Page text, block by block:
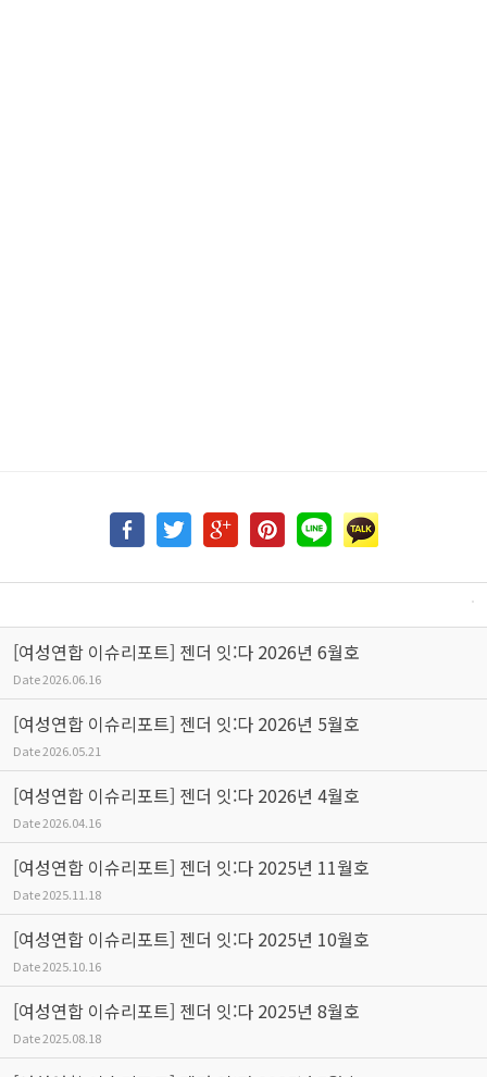
[여성연합 이슈리포트] 젠더 잇:다 2026년 6월호
Date2026.06.16
[여성연합 이슈리포트] 젠더 잇:다 2026년 5월호
Date2026.05.21
[여성연합 이슈리포트] 젠더 잇:다 2026년 4월호
Date2026.04.16
[여성연합 이슈리포트] 젠더 잇:다 2025년 11월호
Date2025.11.18
[여성연합 이슈리포트] 젠더 잇:다 2025년 10월호
Date2025.10.16
[여성연합 이슈리포트] 젠더 잇:다 2025년 8월호
Date2025.08.18